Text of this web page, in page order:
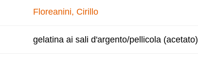
Floreanini, Cirillo
gelatina ai sali d'argento/pellicola (acetato)